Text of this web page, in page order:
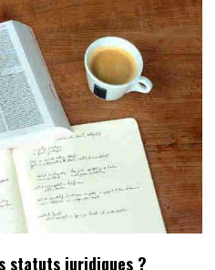
statuts juridiques ?